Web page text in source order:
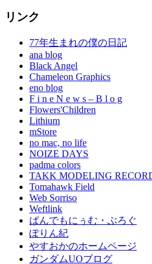
リンク
77年生まれの僕の日記
ana blog
Black Angel
Chameleon Graphics
eno blog
F i n e N e w s – B l o g
Flowers'Children
Lithium
mStore
no mac, no life
NOIZE DAYS
padma colors
TAKK MODELING
Tomahawk Field
Web Sorriso
Weftlink
ぱんでもにぅむ・ぶろぐ
ぽりん紀
やすおかのホームページ
ガンダムUOブログ